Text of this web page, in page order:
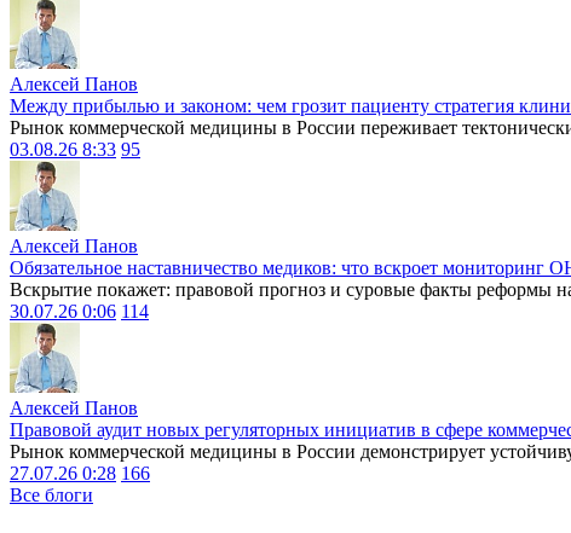
Алексей Панов
Между прибылью и законом: чем грозит пациенту стратегия
Рынок коммерческой медицины в России переживает
03.08.26 8:33 95
Алексей Панов
Обязательное наставничество медиков: что вскроет мониторинг
Вскрытие покажет: правовой прогноз и суровые факты реформы
30.07.26 0:06 114
Алексей Панов
Правовой аудит новых регуляторных инициатив в сфере
Рынок коммерческой медицины в России демонстрирует
27.07.26 0:28 166
Все блоги